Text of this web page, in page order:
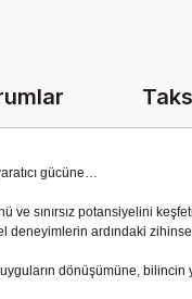
gücüne…
ve sınırsız potansiyelini
deneyimlerin ardındaki
dönüşümüne, bilincin